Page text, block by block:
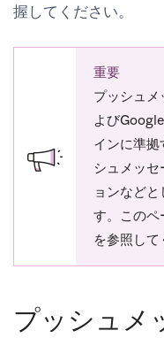
握してください。
重要
プッシュ
よび
インに準
シュメッ
ョンなど
す。このペ
を参照して
プッシュメ